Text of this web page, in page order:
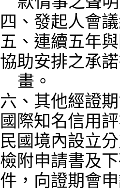
四、發起人會
五、連續五年
協助安排之承
六、其他經證
國際知名信用
民國境內設立
檢附申請書及
件，向證期會